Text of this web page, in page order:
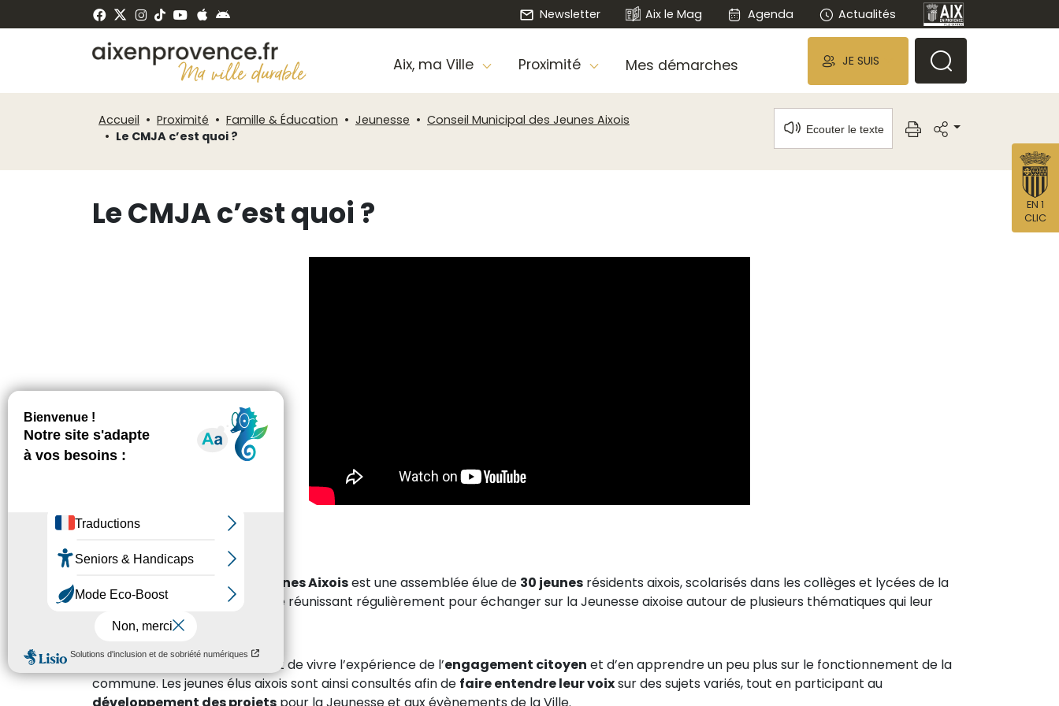
Newsletter Aix le Mag Agenda Actualités
Aix, ma Ville Proximité Mes démarches JE SUIS
Accueil Proximité Famille & Éducation Jeunesse
Conseil Municipal des Jeunes Aixois
Le CMJA c’est quoi ?
Ecouter le texte
Le CMJA c’est quoi ?
Conseil Municipal des Jeunes Aixoisest une assemblée élue de 30 jeunes résidents aixois, scolarisés dans les collèges et lycées de la
Ville, âgés entre
12 et 17 ans
, se réunissant régulièrement pour échanger sur la Jeunesse aixoise autour de plusieurs thématiques qui leur
tiennent à cœur.
L’objectif de cette instance est de vivre l’expérience de l’engagement citoyen et d’en apprendre un peu plus sur le fonctionnement de la
commune. Les jeunes élus aixois sont ainsi consultés afin de faire entendre leur voixsur des sujets variés, tout en participant au
EN 1
CLIC
de
Panneau de gestion des cookies